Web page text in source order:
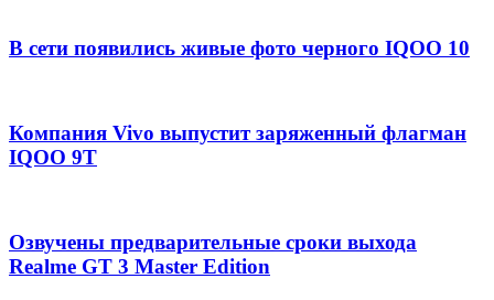
В сети появились живые фото черного IQOO 10
Компания Vivo выпустит заряженный флагман
IQOO 9T
Озвучены предварительные сроки выхода
Realme GT 3 Master Edition